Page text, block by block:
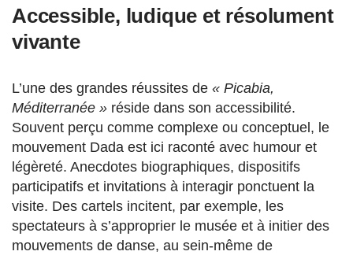
Accessible, ludique et résolument
vivante
L’une des grandes réussites de « Picabia,
Méditerranée » réside dans son accessibilité.
Souvent perçu comme complexe ou conceptuel, le
mouvement Dada est ici raconté avec humour et
légèreté. Anecdotes biographiques, dispositifs
participatifs et invitations à interagir ponctuent la
visite. Des cartels incitent, par exemple, les
spectateurs à s’approprier le musée et à initier des
mouvements de danse, au sein-même de